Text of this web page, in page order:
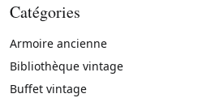
Catégories
Armoire ancienne
Bibliothèque vintage
Buffet vintage